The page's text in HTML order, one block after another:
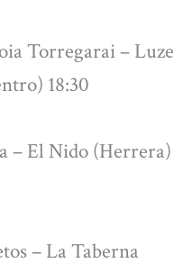
Torregarai – Luze
18:30
– El Nido (Herrera)
– La Taberna